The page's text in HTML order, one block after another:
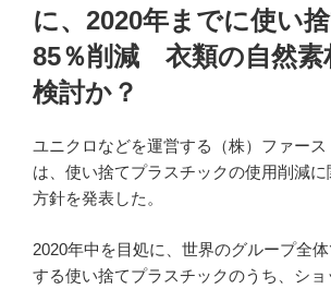
に、2020年までに使い
85％削減 衣類の自然素
検討か？
ユニクロなどを運営する（株）ファー
は、使い捨てプラスチックの使用削減
方針を発表した。
2020年中を目処に、世界のグループ全
する使い捨てプラスチックのうち、シ